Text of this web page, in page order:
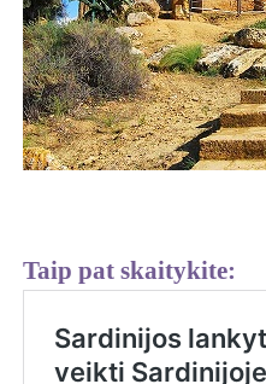
Taip pat skaitykite: